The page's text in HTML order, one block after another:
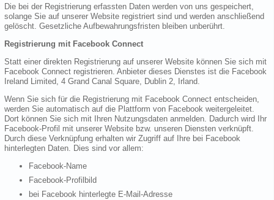
Die bei der Registrierung erfassten Daten werden von uns gespeichert,
solange Sie auf unserer Website registriert sind und werden anschließend
gelöscht. Gesetzliche Aufbewahrungsfristen bleiben unberührt.
Registrierung mit Facebook Connect
Statt einer direkten Registrierung auf unserer Website können Sie sich mit
Facebook Connect registrieren. Anbieter dieses Dienstes ist die Facebook
Ireland Limited, 4 Grand Canal Square, Dublin 2, Irland.
Wenn Sie sich für die Registrierung mit Facebook Connect entscheiden,
werden Sie automatisch auf die Plattform von Facebook weitergeleitet.
Dort können Sie sich mit Ihren Nutzungsdaten anmelden. Dadurch wird Ihr
Facebook-Profil mit unserer Website bzw. unseren Diensten verknüpft.
Durch diese Verknüpfung erhalten wir Zugriff auf Ihre bei Facebook
hinterlegten Daten. Dies sind vor allem:
Facebook-Name
Facebook-Profilbild
bei Facebook hinterlegte E-Mail-Adresse